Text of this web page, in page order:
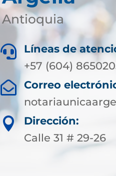
Antioquia

Líneas de
+57 (604)

Correo

Dirección:
Calle 31 # 29-26